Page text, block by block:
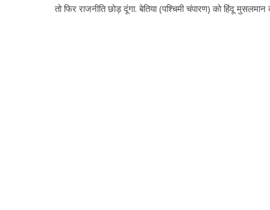
तो फिर राजनीति छोड़ दूंगा. बेतिया (पश्चिमी चंपारण) को हिंदू मुसलमान